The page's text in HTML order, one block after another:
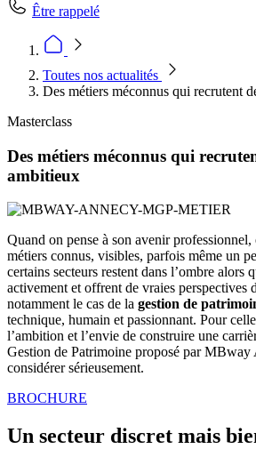
Être rappelé
Toutes nos actualités
Des métiers méconnus qui recrutent
Masterclass
Des métiers méconnus qui
ambitieux
Quand on pense à son avenir
métiers connus, visibles, parfois même un
certains secteurs restent dans l’ombre alors
activement et offrent de vraies perspectives
notamment le cas de la gestion de
technique, humain et passionnant. Pour
l’ambition et l’envie de construire une
Gestion de Patrimoine proposé par MBway
considérer sérieusement.
BROCHURE
Un secteur discret mais